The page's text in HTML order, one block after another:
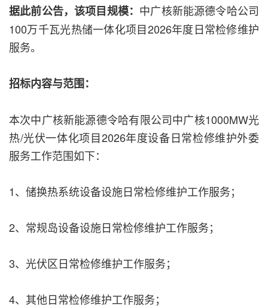
据此前公告，该项目规模： 中广核新能源德令哈公司
100万千瓦光热储一体化项目2026年度日常检修维护
服务。
招标内容与范围：
本次中广核新能源德令哈有限公司中广核1000MW光
热/光伏一体化项目2026年度设备日常检修维护外委
服务工作范围如下：
1、储换热系统设备设施日常检修维护工作服务；
2、常规岛设备设施日常检修维护工作服务；
3、光伏区日常检修维护工作服务；
4、其他日常检修维护工作服务；